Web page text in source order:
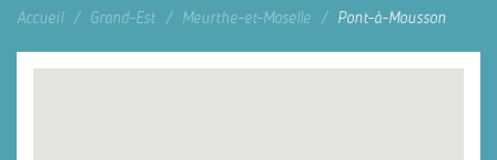
Accueil Grand-Est Meurthe-et-Moselle Pont-à-Mousson